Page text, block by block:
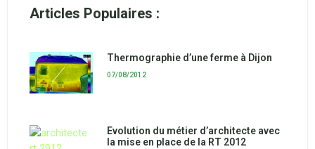
Articles Populaires :
Thermographie d’une ferme à Dijon
07/08/2012
Evolution du métier d’architecte avec
la mise en place de la RT 2012